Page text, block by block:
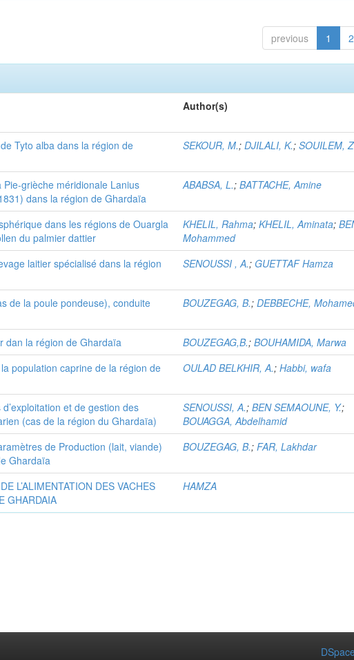
previous 1 2
Author(s)
Tyto alba dans la région de
SEKOUR, M.;DJILALI, K.;SOUILEM,
grièche méridionale Lanius
dans la région de Ghardaïa
ABABSA, L.;BATTACHE, Amine
dans les régions de Ouargla
du palmier dattier
KHELIL, Rahma;KHELIL, Aminata;
Mohammed
laitier spécialisé dans la région
SENOUSSI , A.; GUETTAF Hamza
de la poule pondeuse), conduite
BOUZEGAG, B.;DEBBECHE,
dan la région de Ghardaïa BOUZEGAG,B.;BOUHAMIDA, Marwa
population caprine de la région de
OULAD BELKHIR, A.;Habbi, wafa
et de gestion des
(cas de la région du Ghardaïa)
SENOUSSI, A.;BEN SEMAOUNE, Y.;
BOUAGGA, Abdelhamid
de Production (lait, viande)
Ghardaïa
BOUZEGAG, B.;FAR, Lakhdar
L’ALIMENTATION DES VACHES
GHARDAIA
HAMZA